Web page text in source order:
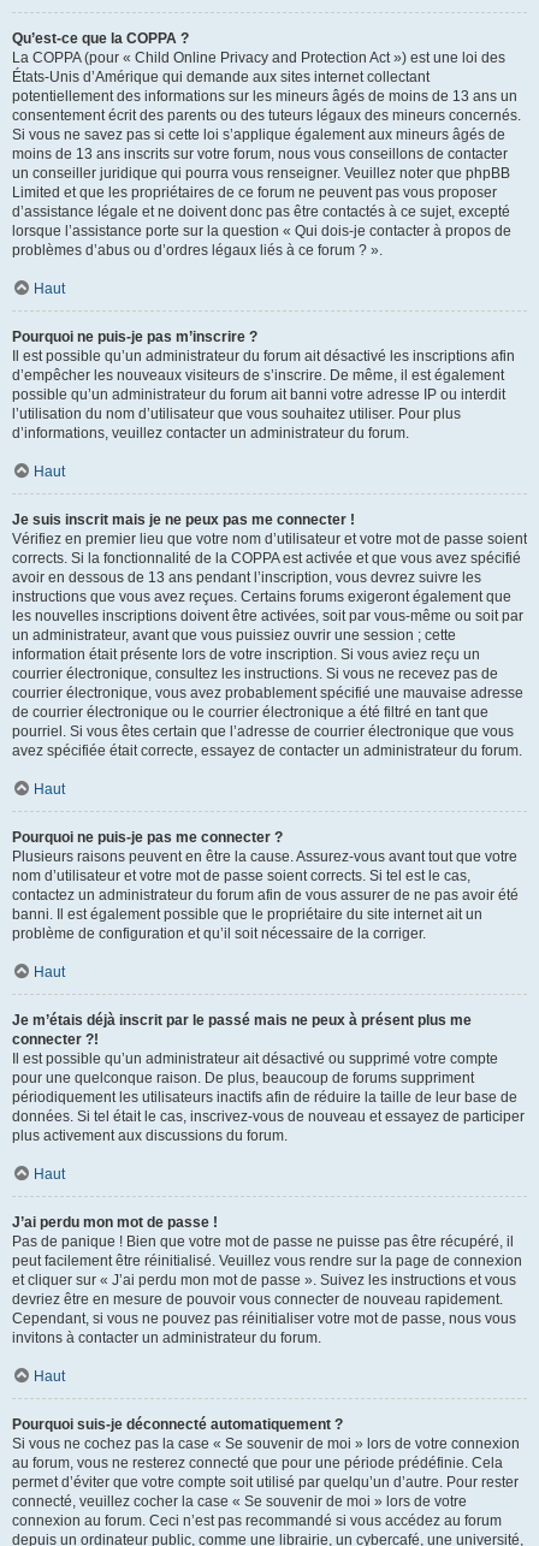
Qu’est-ce que la COPPA ?
La COPPA (pour « Child Online Privacy and Protection Act ») est une loi des
États-Unis d’Amérique qui demande aux sites internet collectant
potentiellement des informations sur les mineurs âgés de moins de 13 ans un
consentement écrit des parents ou des tuteurs légaux des mineurs concernés.
Si vous ne savez pas si cette loi s’applique également aux mineurs âgés de
moins de 13 ans inscrits sur votre forum, nous vous conseillons de contacter
un conseiller juridique qui pourra vous renseigner. Veuillez noter que phpBB
Limited et que les propriétaires de ce forum ne peuvent pas vous proposer
d’assistance légale et ne doivent donc pas être contactés à ce sujet, excepté
lorsque l’assistance porte sur la question « Qui dois-je contacter à propos de
problèmes d’abus ou d’ordres légaux liés à ce forum ? ».
Haut
Pourquoi ne puis-je pas m’inscrire ?
Il est possible qu’un administrateur du forum ait désactivé les inscriptions afin
d’empêcher les nouveaux visiteurs de s’inscrire. De même, il est également
possible qu’un administrateur du forum ait banni votre adresse IP ou interdit
l’utilisation du nom d’utilisateur que vous souhaitez utiliser. Pour plus
d’informations, veuillez contacter un administrateur du forum.
Haut
Je suis inscrit mais je ne peux pas me connecter !
Vérifiez en premier lieu que votre nom d’utilisateur et votre mot de passe soient
corrects. Si la fonctionnalité de la COPPA est activée et que vous avez spécifié
avoir en dessous de 13 ans pendant l’inscription, vous devrez suivre les
instructions que vous avez reçues. Certains forums exigeront également que
les nouvelles inscriptions doivent être activées, soit par vous-même ou soit par
un administrateur, avant que vous puissiez ouvrir une session ; cette
information était présente lors de votre inscription. Si vous aviez reçu un
courrier électronique, consultez les instructions. Si vous ne recevez pas de
courrier électronique, vous avez probablement spécifié une mauvaise adresse
de courrier électronique ou le courrier électronique a été filtré en tant que
pourriel. Si vous êtes certain que l’adresse de courrier électronique que vous
avez spécifiée était correcte, essayez de contacter un administrateur du forum.
Haut
Pourquoi ne puis-je pas me connecter ?
Plusieurs raisons peuvent en être la cause. Assurez-vous avant tout que votre
nom d’utilisateur et votre mot de passe soient corrects. Si tel est le cas,
contactez un administrateur du forum afin de vous assurer de ne pas avoir été
banni. Il est également possible que le propriétaire du site internet ait un
problème de configuration et qu’il soit nécessaire de la corriger.
Haut
Je m’étais déjà inscrit par le passé mais ne peux à présent plus me
connecter ?!
Il est possible qu’un administrateur ait désactivé ou supprimé votre compte
pour une quelconque raison. De plus, beaucoup de forums suppriment
périodiquement les utilisateurs inactifs afin de réduire la taille de leur base de
données. Si tel était le cas, inscrivez-vous de nouveau et essayez de participer
plus activement aux discussions du forum.
Haut
J’ai perdu mon mot de passe !
Pas de panique ! Bien que votre mot de passe ne puisse pas être récupéré, il
peut facilement être réinitialisé. Veuillez vous rendre sur la page de connexion
et cliquer sur « J’ai perdu mon mot de passe ». Suivez les instructions et vous
devriez être en mesure de pouvoir vous connecter de nouveau rapidement.
Cependant, si vous ne pouvez pas réinitialiser votre mot de passe, nous vous
invitons à contacter un administrateur du forum.
Haut
Pourquoi suis-je déconnecté automatiquement ?
Si vous ne cochez pas la case « Se souvenir de moi » lors de votre connexion
au forum, vous ne resterez connecté que pour une période prédéfinie. Cela
permet d’éviter que votre compte soit utilisé par quelqu’un d’autre. Pour rester
connecté, veuillez cocher la case « Se souvenir de moi » lors de votre
connexion au forum. Ceci n’est pas recommandé si vous accédez au forum
depuis un ordinateur public, comme une librairie, un cybercafé, une université,